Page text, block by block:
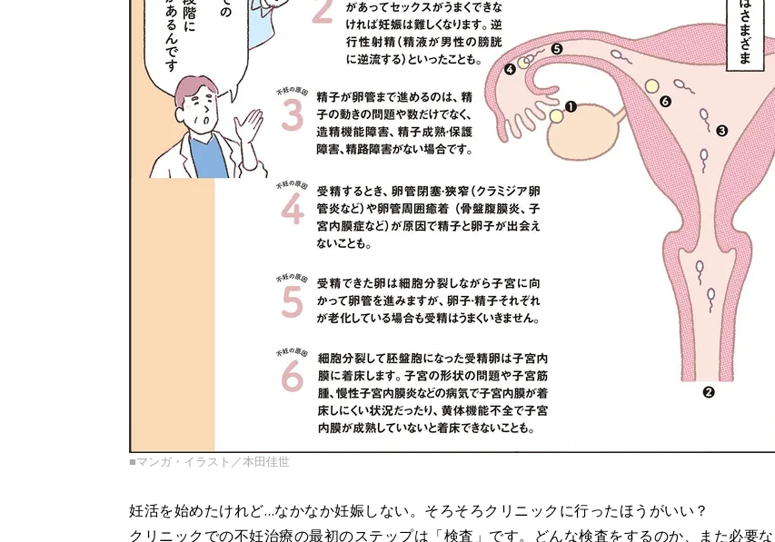
■マンガ・イラスト／本田佳世
妊活を始めたけれど…なかなか妊娠しない。そろそろクリニックに行ったほうがいい？
クリニックでの不妊治療の最初のステップは「検査」です。どんな検査をするのか、また必要な